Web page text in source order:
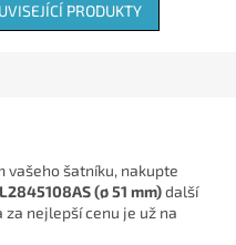
PRODUKTY
vašeho šatníku, nakupte
(ø 51 mm)další
nejlepší cenu je už na